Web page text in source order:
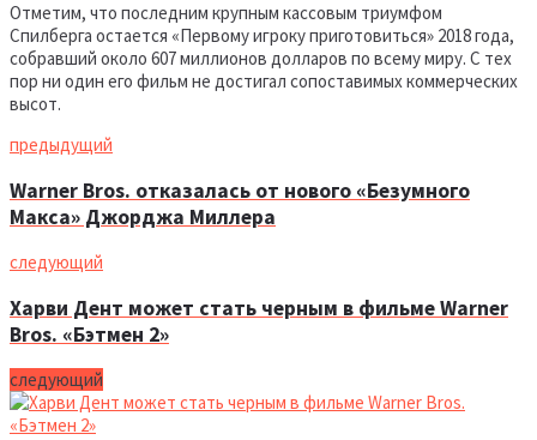
Отметим, что последним крупным кассовым триумфом
Спилберга остается «Первому игроку приготовиться» 2018 года,
собравший около 607 миллионов долларов по всему миру. С тех
пор ни один его фильм не достигал сопоставимых коммерческих
высот.
предыдущий
Warner Bros. отказалась от нового «Безумного
Макса» Джорджа Миллера
следующий
Харви Дент может стать черным в фильме Warner
Bros. «Бэтмен 2»
следующий